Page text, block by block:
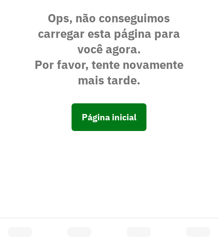
Ops, não conseguimos
carregar esta página para
você agora.
Por favor, tente novamente
mais tarde.
Página inicial